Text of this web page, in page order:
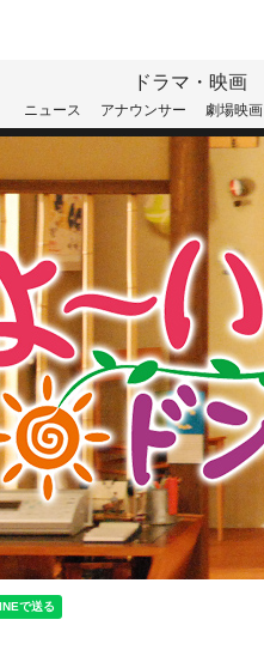
ドラマ・映画
ニュース アナウンサー 劇場映画